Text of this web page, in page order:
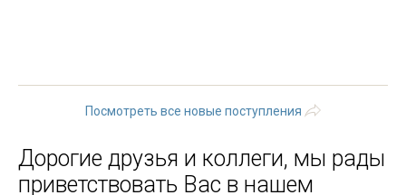
Посмотреть все новые поступления
Дорогие друзья и коллеги, мы рады
приветствовать Вас в нашем